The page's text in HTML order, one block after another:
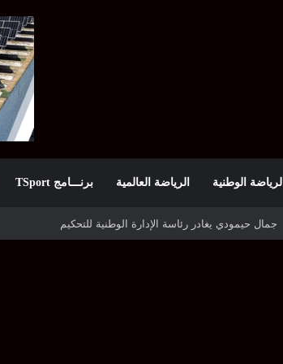
الرياضة الوطنية الرياضة العالمية برنـــامج TSport
الملعب التونسي يحتجّ على روزنامة بطولة الرابطة الأولى